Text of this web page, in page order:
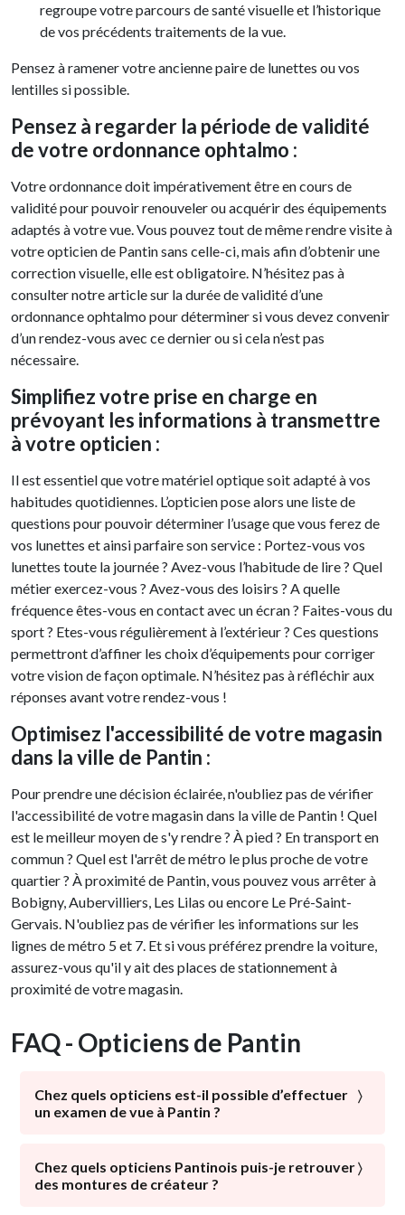
regroupe votre parcours de santé visuelle et l’historique
de vos précédents traitements de la vue.
Pensez à ramener votre ancienne paire de lunettes ou vos
lentilles si possible.
Pensez à regarder la période de validité
de votre ordonnance ophtalmo :
Votre ordonnance doit impérativement être en cours de
validité pour pouvoir renouveler ou acquérir des équipements
adaptés à votre vue. Vous pouvez tout de même rendre visite à
votre opticien de Pantin sans celle-ci, mais afin d’obtenir une
correction visuelle, elle est obligatoire. N’hésitez pas à
consulter notre article sur la durée de validité d’une
ordonnance ophtalmo pour déterminer si vous devez convenir
d’un rendez-vous avec ce dernier ou si cela n’est pas
nécessaire.
Simplifiez votre prise en charge en
prévoyant les informations à transmettre
à votre opticien :
Il est essentiel que votre matériel optique soit adapté à vos
habitudes quotidiennes. L’opticien pose alors une liste de
questions pour pouvoir déterminer l’usage que vous ferez de
vos lunettes et ainsi parfaire son service : Portez-vous vos
lunettes toute la journée ? Avez-vous l’habitude de lire ? Quel
métier exercez-vous ? Avez-vous des loisirs ? A quelle
fréquence êtes-vous en contact avec un écran ? Faites-vous du
sport ? Etes-vous régulièrement à l’extérieur ? Ces questions
permettront d’affiner les choix d’équipements pour corriger
votre vision de façon optimale. N’hésitez pas à réfléchir aux
réponses avant votre rendez-vous !
Optimisez l'accessibilité de votre magasin
dans la ville de Pantin :
Pour prendre une décision éclairée, n'oubliez pas de vérifier
l'accessibilité de votre magasin dans la ville de Pantin ! Quel
est le meilleur moyen de s'y rendre ? À pied ? En transport en
commun ? Quel est l'arrêt de métro le plus proche de votre
quartier ? À proximité de Pantin, vous pouvez vous arrêter à
Bobigny, Aubervilliers, Les Lilas ou encore Le Pré-Saint-
Gervais. N'oubliez pas de vérifier les informations sur les
lignes de métro 5 et 7. Et si vous préférez prendre la voiture,
assurez-vous qu'il y ait des places de stationnement à
proximité de votre magasin.
FAQ - Opticiens de Pantin
Chez quels opticiens est-il possible d’effectuer
un examen de vue à Pantin ?
Conviction. Ce sont avant tout des professionnels de la
vue qui réalisent des contrôles visuels, des prises de
Chez quels opticiens Pantinois puis-je retrouver
des montures de créateur ?